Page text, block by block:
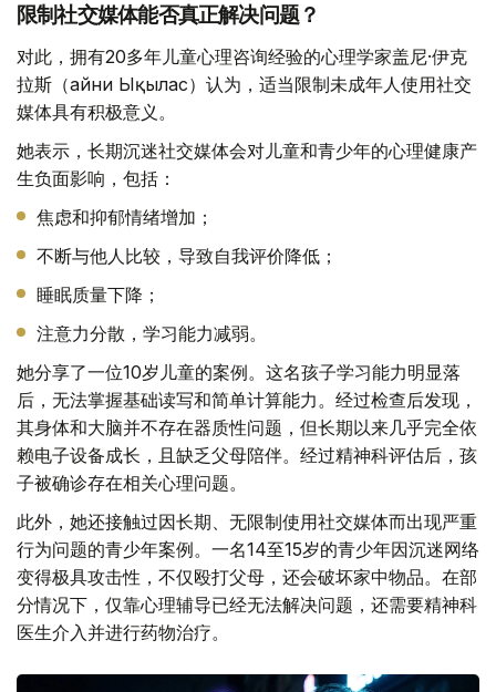
限制社交媒体能否真正解决问题？
对此，拥有20多年儿童心理咨询经验的心理学家盖尼·伊克
拉斯（Ғайни Ықылас）认为，适当限制未成年人使用社交
媒体具有积极意义。
她表示，长期沉迷社交媒体会对儿童和青少年的心理健康产
生负面影响，包括：
焦虑和抑郁情绪增加；
不断与他人比较，导致自我评价降低；
睡眠质量下降；
注意力分散，学习能力减弱。
她分享了一位10岁儿童的案例。这名孩子学习能力明显落
后，无法掌握基础读写和简单计算能力。经过检查后发现，
其身体和大脑并不存在器质性问题，但长期以来几乎完全依
赖电子设备成长，且缺乏父母陪伴。经过精神科评估后，孩
子被确诊存在相关心理问题。
此外，她还接触过因长期、无限制使用社交媒体而出现严重
行为问题的青少年案例。一名14至15岁的青少年因沉迷网络
变得极具攻击性，不仅殴打父母，还会破坏家中物品。在部
分情况下，仅靠心理辅导已经无法解决问题，还需要精神科
医生介入并进行药物治疗。